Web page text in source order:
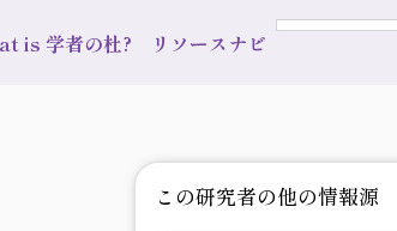
is 学者の杜? リソースナビ
この研究者の他の情報源